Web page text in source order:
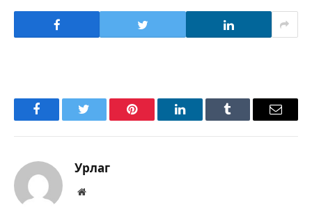
FacebookTwitter Pinterest LinkedInTumblr Имэйл
Урлаг
Вэбсайт